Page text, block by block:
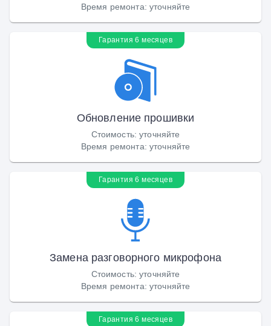
Время ремонта: уточняйте
Гарантия 6 месяцев
Обновление прошивки
Стоимость:уточняйте
Время ремонта: уточняйте
Гарантия 6 месяцев
Замена разговорного микрофона
Стоимость:уточняйте
Время ремонта: уточняйте
Гарантия 6 месяцев